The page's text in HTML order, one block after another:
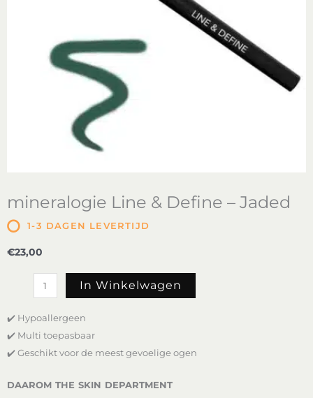
mineralogie Line & Define – Jaded
1-3 DAGEN LEVERTIJD
€23,00
Define
-
aantal
In Winkelwagen
✔️ Hypoallergeen
✔️ Multi toepasbaar
✔️ Geschikt voor de meest gevoelige ogen
daarom the skin department